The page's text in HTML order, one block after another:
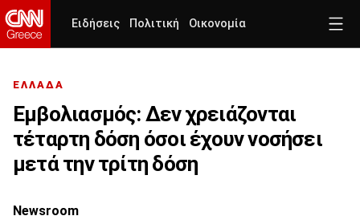
Ειδήσεις Πολιτική Οικονομία
ΕΛΛΑΔΑ
Εμβολιασμός: Δεν χρειάζονται
τέταρτη δόση όσοι έχουν νοσήσει
μετά την τρίτη δόση
Newsroom